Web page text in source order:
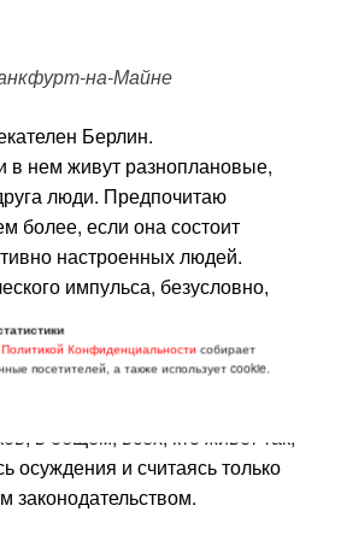
на-Майне
Берлин.
в нем живут разноплановые,
люди. Предпочитаю
более, если она состоит
настроенных людей.
импульса, безусловно,
самовыражения. Берлин приютил
плохо социализируемых,
ориентацию,
в общем, всех, кто живет так,
осуждения и считаясь только
законодательством.
Политикой Конфиденциальности собирает
посетителей, а также использует cookie.